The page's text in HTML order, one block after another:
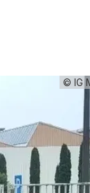
© IG